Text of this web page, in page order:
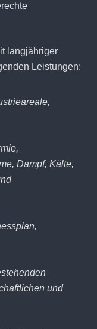
langjähriger
Leistungen:
Dampf, Kälte,
und